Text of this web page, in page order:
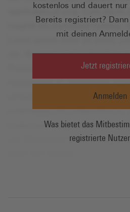
kostenlos und dauert
Bereits registriert?
mit deinen
Jetzt
Anmelden
Was bietet das
registrierte